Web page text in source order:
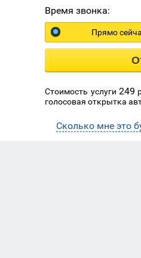
Время звонка:
Прямо
Стоимость услуги 249
голосовая открытка
Сколько мне это